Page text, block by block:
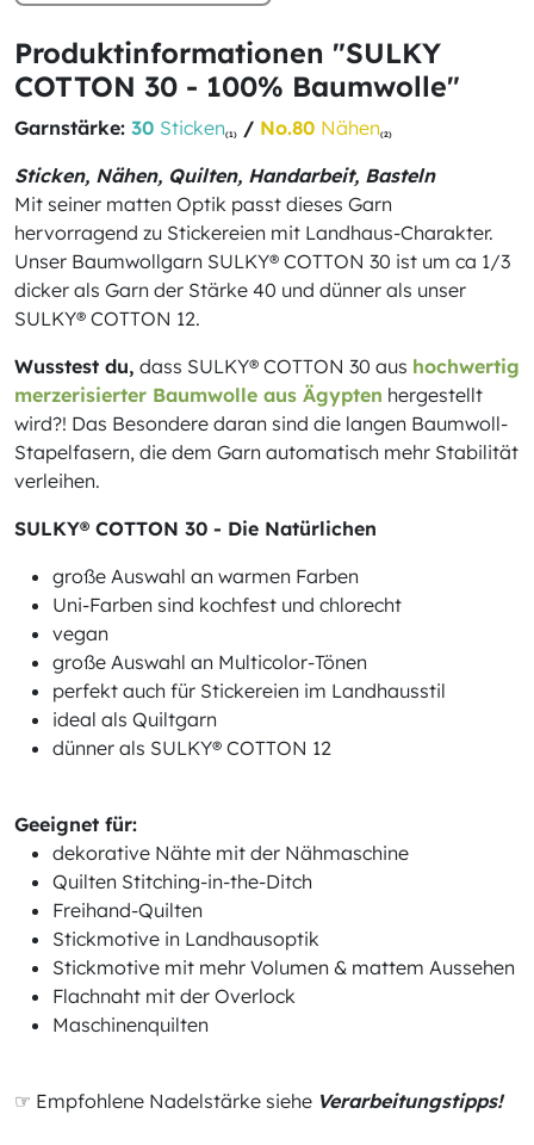
Produktinformationen "SULKY
COTTON 30 - 100% Baumwolle"
Garnstärke: 30 Sticken(1) / No.80 Nähen(2)
Sticken, Nähen, Quilten, Handarbeit, Basteln
Mit seiner matten Optik passt dieses Garn
hervorragend zu Stickereien mit Landhaus-Charakter.
Unser Baumwollgarn SULKY® COTTON 30 ist um ca 1/3
dicker als Garn der Stärke 40 und dünner als unser
SULKY® COTTON 12.
Wusstest du, dass SULKY® COTTON 30 aus hochwertig
merzerisierter Baumwolle aus Ägypten hergestellt
wird?! Das Besondere daran sind die langen Baumwoll-
Stapelfasern, die dem Garn automatisch mehr Stabilität
verleihen.
SULKY® COTTON 30 - Die Natürlichen
große Auswahl an warmen Farben
Uni-Farben sind kochfest und chlorecht
vegan
große Auswahl an Multicolor-Tönen
perfekt auch für Stickereien im Landhausstil
ideal als Quiltgarn
dünner als SULKY® COTTON 12
Geeignet für:
dekorative Nähte mit der Nähmaschine
Quilten Stitching-in-the-Ditch
Freihand-Quilten
Stickmotive in Landhausoptik
Stickmotive mit mehr Volumen & mattem Aussehen
Flachnaht mit der Overlock
Maschinenquilten
☞ Empfohlene Nadelstärke siehe Verarbeitungstipps!